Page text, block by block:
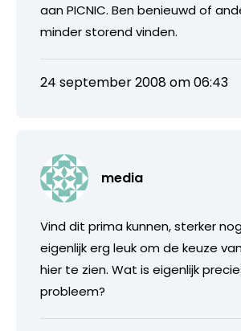
aan PICNIC. Ben benieuwd of
minder storend vinden.
24 september 2008 om 06:43
media
Vind dit prima kunnen, sterker
eigenlijk erg leuk om de keuze
hier te zien. Wat is eigenlijk
probleem?